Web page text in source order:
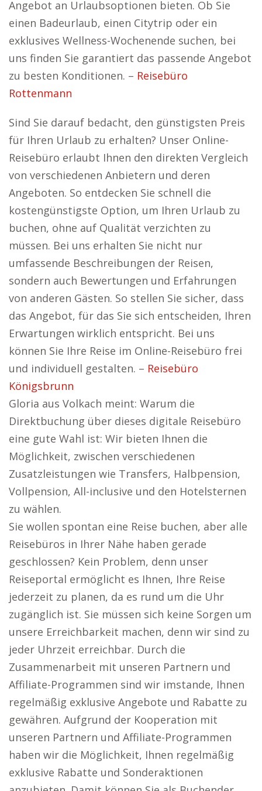
Angebot an Urlaubsoptionen bieten. Ob Sie
einen Badeurlaub, einen Citytrip oder ein
exklusives Wellness-Wochenende suchen, bei
uns finden Sie garantiert das passende Angebot
zu besten Konditionen. – Reisebüro
Rottenmann
Sind Sie darauf bedacht, den günstigsten Preis
für Ihren Urlaub zu erhalten? Unser Online-
Reisebüro erlaubt Ihnen den direkten Vergleich
von verschiedenen Anbietern und deren
Angeboten. So entdecken Sie schnell die
kostengünstigste Option, um Ihren Urlaub zu
buchen, ohne auf Qualität verzichten zu
müssen. Bei uns erhalten Sie nicht nur
umfassende Beschreibungen der Reisen,
sondern auch Bewertungen und Erfahrungen
von anderen Gästen. So stellen Sie sicher, dass
das Angebot, für das Sie sich entscheiden, Ihren
Erwartungen wirklich entspricht. Bei uns
können Sie Ihre Reise im Online-Reisebüro frei
und individuell gestalten. – Reisebüro
Königsbrunn
Gloria aus Volkach meint: Warum die
Direktbuchung über dieses digitale Reisebüro
eine gute Wahl ist: Wir bieten Ihnen die
Möglichkeit, zwischen verschiedenen
Zusatzleistungen wie Transfers, Halbpension,
Vollpension, All-inclusive und den Hotelsternen
zu wählen.
Sie wollen spontan eine Reise buchen, aber alle
Reisebüros in Ihrer Nähe haben gerade
geschlossen? Kein Problem, denn unser
Reiseportal ermöglicht es Ihnen, Ihre Reise
jederzeit zu planen, da es rund um die Uhr
zugänglich ist. Sie müssen sich keine Sorgen um
unsere Erreichbarkeit machen, denn wir sind zu
jeder Uhrzeit erreichbar. Durch die
Zusammenarbeit mit unseren Partnern und
Affiliate-Programmen sind wir imstande, Ihnen
regelmäßig exklusive Angebote und Rabatte zu
gewähren. Aufgrund der Kooperation mit
unseren Partnern und Affiliate-Programmen
haben wir die Möglichkeit, Ihnen regelmäßig
exklusive Rabatte und Sonderaktionen